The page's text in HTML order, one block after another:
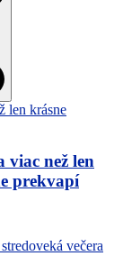
viac než len
prekvapí